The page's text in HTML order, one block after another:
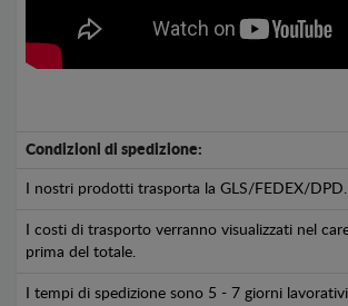
Condizioni di spedizione:
I nostri prodotti trasporta la GLS/FEDEX/DPD.
I costi di trasporto verranno visualizzati nel
prima del totale.
I tempi di spedizione sono 5 - 7 giorni lavorativi.